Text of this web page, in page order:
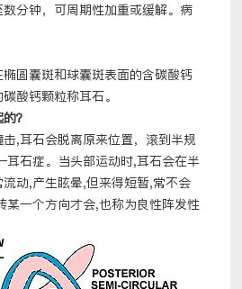
分钟，可周期性加重或缓解。病
圆囊斑和球囊斑表面的含碳酸钙
酸钙颗粒称耳石。
？
,耳石会脱离原来位置，滚到半规
石症。当头部运动时,耳石会在半
动,产生眩晕,但来得短暂,常不会
某一个方向才会,也称为良性阵发性